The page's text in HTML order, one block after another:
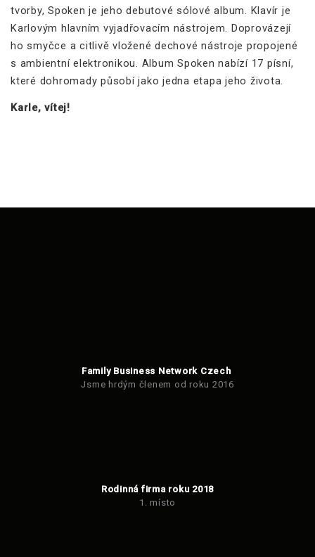
tvorby, Spoken je jeho debutové sólové album. Klavír je
Karlovým hlavním vyjadřovacím nástrojem. Doprovázejí
ho smyčce a citlivě vložené dechové nástroje propojené
s ambientní elektronikou. Album Spoken nabízí 17 písní,
které dohromady působí jako jedna etapa jeho života.
Karle, vítej!
Family Business Network Czech
Jsme hrdým členem od roku 2016
Rodinná firma roku 2018
1. místo